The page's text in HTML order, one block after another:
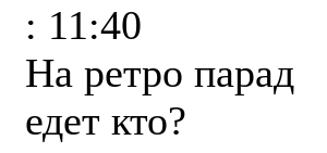
: 11:40
На ретро парад
едет кто?